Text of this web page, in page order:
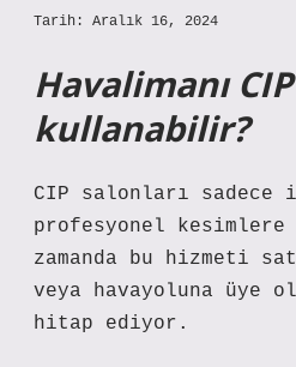
Tarih: Aralık 16, 2024
Havalimanı
kullanabilir?
CIP salonları
profesyonel
zamanda bu hizmeti
veya havayoluna üye
hitap ediyor.